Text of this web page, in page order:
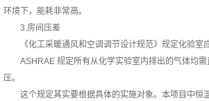
环境下，能耗非常高。
3.房间压差
《化工采暖通风和空调调节设计规范》规定化验室
ASHRAE 规定所有从化学实验室内排出的气体均
压。
这个规定其实要根据具体的实施对象。本项目中恒